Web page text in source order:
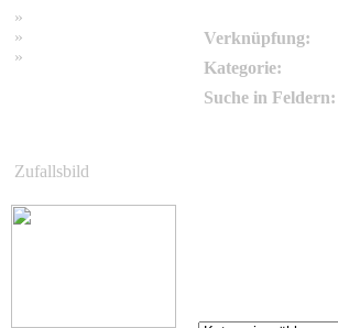
»
»
»
Zufallsbild
Verknüpfung:
Kategorie:
Suche in Feldern: